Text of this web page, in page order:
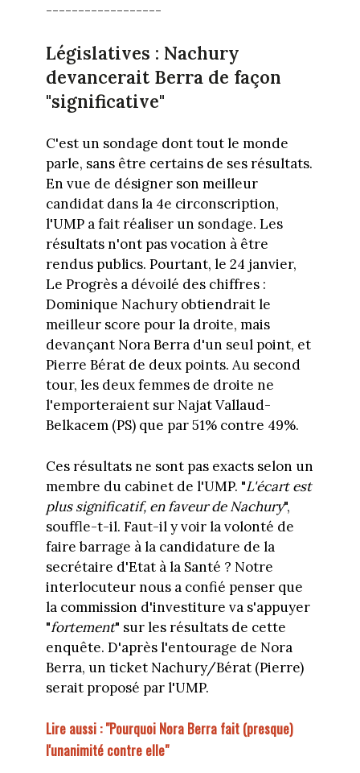
------------------
Législatives : Nachury
devancerait Berra de façon
"significative"
C'est un sondage dont tout le monde
parle, sans être certains de ses résultats.
En vue de désigner son meilleur
candidat dans la 4e circonscription,
l'UMP a fait réaliser un sondage. Les
résultats n'ont pas vocation à être
rendus publics. Pourtant, le 24 janvier,
Le Progrès a dévoilé des chiffres :
Dominique Nachury obtiendrait le
meilleur score pour la droite, mais
devançant Nora Berra d'un seul point, et
Pierre Bérat de deux points. Au second
tour, les deux femmes de droite ne
l'emporteraient sur Najat Vallaud-
Belkacem (PS) que par 51% contre 49%.
Ces résultats ne sont pas exacts selon un
membre du cabinet de l'UMP. "L'écart est
plus significatif, en faveur de Nachury",
souffle-t-il. Faut-il y voir la volonté de
faire barrage à la candidature de la
secrétaire d'Etat à la Santé ? Notre
interlocuteur nous a confié penser que
la commission d'investiture va s'appuyer
"fortement" sur les résultats de cette
enquête. D'après l'entourage de Nora
Berra, un ticket Nachury/Bérat (Pierre)
serait proposé par l'UMP.
Lire aussi : "Pourquoi Nora Berra fait (presque)
l'unanimité contre elle"